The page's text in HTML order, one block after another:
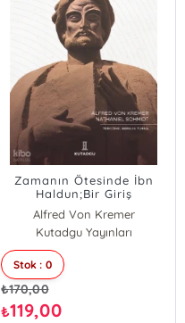
Zamanın Ötesinde İbn
Haldun;Bir Giriş
Alfred Von Kremer
Nathaniel Schmidt
Kutadgu Yayınları
Stok : 0
₺170,00
₺119,00